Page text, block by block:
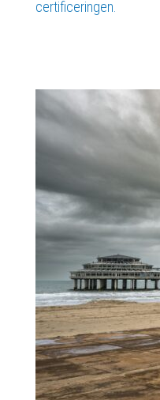
certificeringen.